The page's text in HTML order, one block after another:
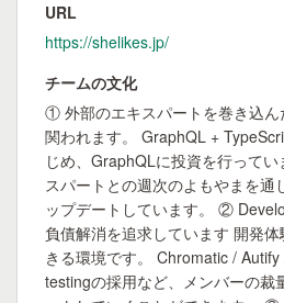
URL
https://shelikes.jp/
チームの文化
① 外部のエキスパートを巻き込ん
関われます。 GraphQL +
じめ、GraphQLに投資を行って
スパートとの週次のよもやまを通
ップデートしています。 ②
負債解消を追求しています 開発
きる環境です。 Chromatic /
testingの採用など、メンバーの裁